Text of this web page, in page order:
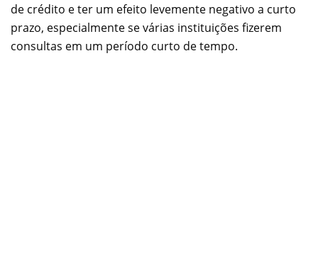
de crédito e ter um efeito levemente negativo a curto
prazo, especialmente se várias instituições fizerem
consultas em um período curto de tempo.